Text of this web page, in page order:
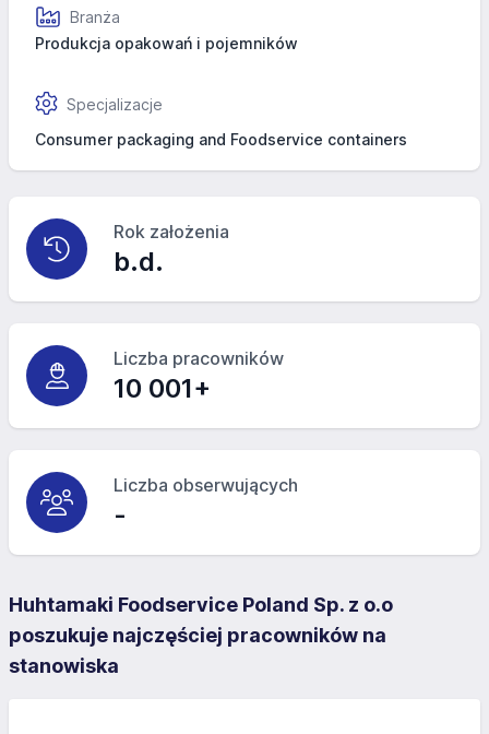
Branża
Produkcja opakowań i pojemników
Specjalizacje
Consumer packaging and Foodservice containers
Rok założenia
b.d.
Liczba pracowników
10 001+
Liczba obserwujących
-
Huhtamaki Foodservice Poland Sp. z o.o
poszukuje najczęściej pracowników na
stanowiska